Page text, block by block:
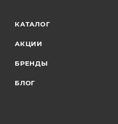
КАТАЛОГ
АКЦИИ
БРЕНДЫ
БЛОГ